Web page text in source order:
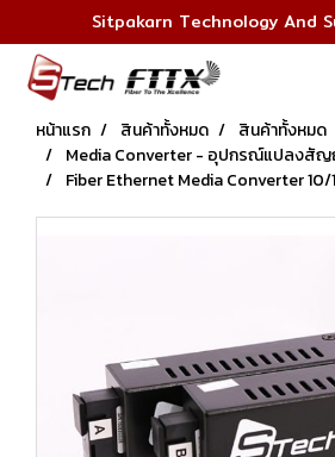
Sitpakarn Technology And
หน้าแรก สินค้าทั้งหมด
สินค้าทั้งหมด
Media Converter - อุปกรณ์แปลงสั
Fiber Ethernet Media Converter 10/